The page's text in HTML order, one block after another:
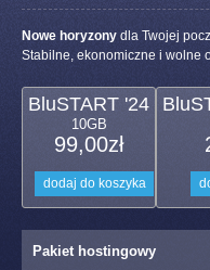
Nowe horyzony dla Twojej
Stabilne, ekonomiczne i wolne
BluSTART '24
10GB
99,00zł
dodaj do koszyka
Pakiet hostingowy